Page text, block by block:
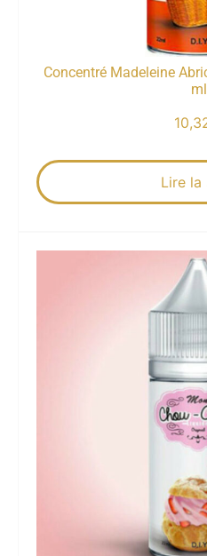
Concentré Madeleine
ml
Lire la